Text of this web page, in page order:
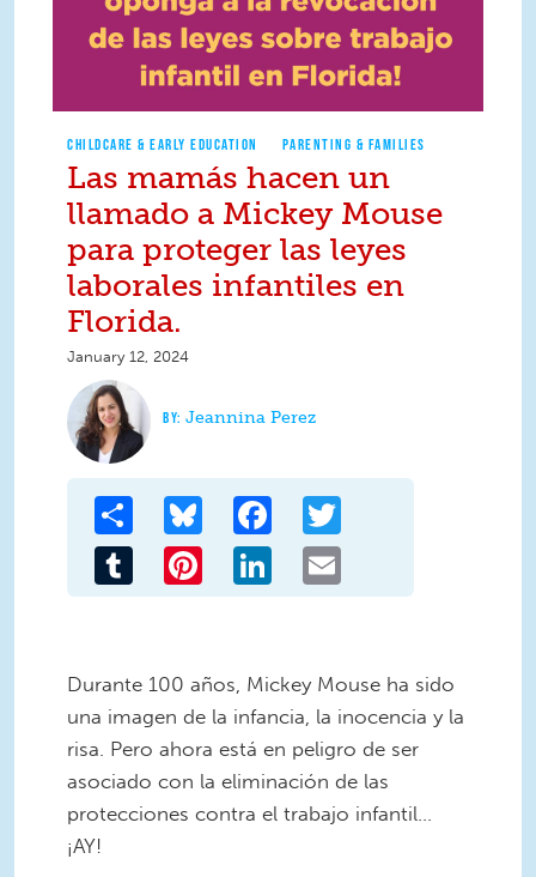
CHILDCARE & EARLY EDUCATION PARENTING & FAMILIES
Las mamás hacen un
llamado a Mickey Mouse
para proteger las leyes
laborales infantiles en
Florida.
January 12, 2024
Jeannina Perez
Share Bluesky Facebook
Tumblr Pinterest LinkedIn
Durante 100 años, Mickey Mouse ha sido
una imagen de la infancia, la inocencia y la
risa. Pero ahora está en peligro de ser
asociado con la eliminación de las
protecciones contra el trabajo infantil...
¡AY!